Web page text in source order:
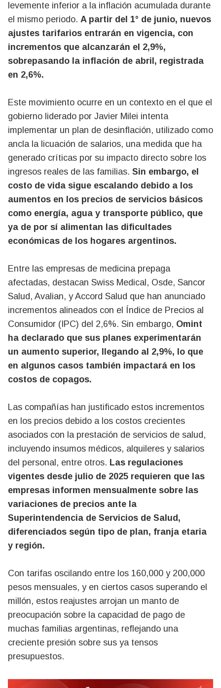
levemente inferior a la inflación acumulada durante
el mismo periodo. A partir del 1° de junio, nuevos
ajustes tarifarios entrarán en vigencia, con
incrementos que alcanzarán el 2,9%,
sobrepasando la inflación de abril, registrada
en 2,6%.
Este movimiento ocurre en un contexto en el que el
gobierno liderado por Javier Milei intenta
implementar un plan de desinflación, utilizado como
ancla la licuación de salarios, una medida que ha
generado críticas por su impacto directo sobre los
ingresos reales de las familias. Sin embargo, el
costo de vida sigue escalando debido a los
aumentos en los precios de servicios básicos
como energía, agua y transporte público, que
ya de por sí alimentan las dificultades
económicas de los hogares argentinos.
Entre las empresas de medicina prepaga
afectadas, destacan Swiss Medical, Osde, Sancor
Salud, Avalian, y Accord Salud que han anunciado
incrementos alineados con el Índice de Precios al
Consumidor (IPC) del 2,6%. Sin embargo, Omint
ha declarado que sus planes experimentarán
un aumento superior, llegando al 2,9%, lo que
en algunos casos también impactará en los
costos de copagos.
Las compañías han justificado estos incrementos
en los precios debido a los costos crecientes
asociados con la prestación de servicios de salud,
incluyendo insumos médicos, alquileres y salarios
del personal, entre otros. Las regulaciones
vigentes desde julio de 2025 requieren que las
empresas informen mensualmente sobre las
variaciones de precios ante la
Superintendencia de Servicios de Salud,
diferenciados según tipo de plan, franja etaria
y región.
Con tarifas oscilando entre los 160,000 y 200,000
pesos mensuales, y en ciertos casos superando el
millón, estos reajustes arrojan un manto de
preocupación sobre la capacidad de pago de
muchas familias argentinas, reflejando una
creciente presión sobre sus ya tensos
presupuestos.